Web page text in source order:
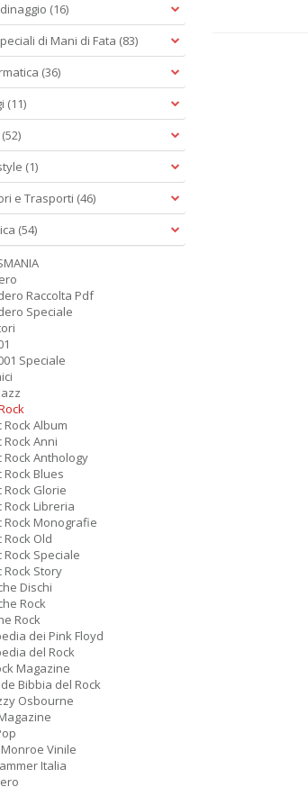
(16)
di Mani di Fata (83)
(36)
(11)
(52)
(1)
e Trasporti (46)
(54)
Raccolta Pdf
Speciale
Speciale
Rock Album
Rock Anni
Rock Anthology
Rock Blues
Rock Glorie
Rock Libreria
Rock Monografie
Rock Old
Rock Speciale
Rock Story
Dischi
Rock
Rock
dei Pink Floyd
del Rock
Magazine
Bibbia del Rock
Osbourne
Vinile
Italia